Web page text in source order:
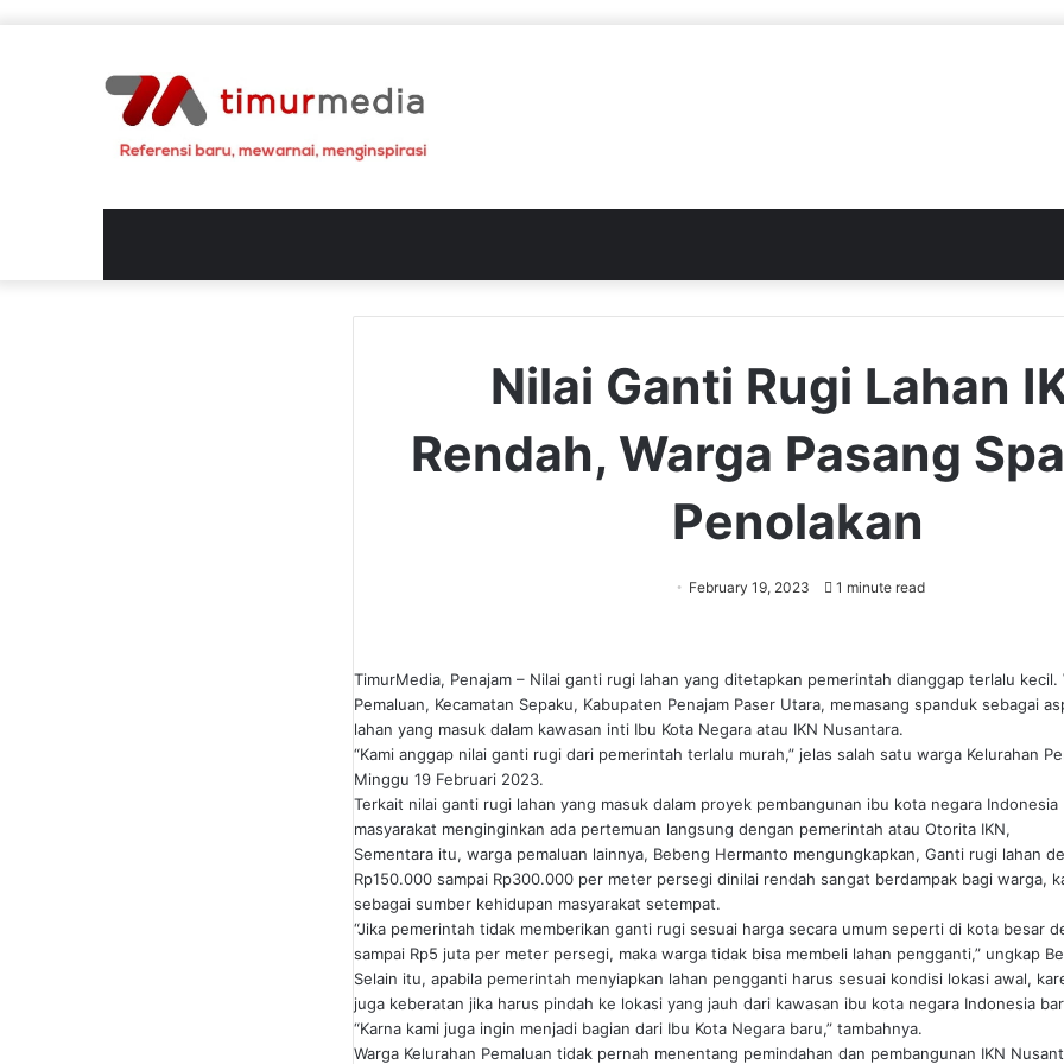
Nilai Ganti Rugi Lahan
Rendah, Warga Pasang
Penolakan
February 19, 2023 1 minute read
TimurMedia, Penajam – Nilai ganti rugi lahan yang ditetapkan pemerintah dianggap terlalu kecil.
Pemaluan, Kecamatan Sepaku, Kabupaten Penajam Paser Utara, memasang spanduk sebagai
lahan yang masuk dalam kawasan inti Ibu Kota Negara atau IKN Nusantara.
“Kami anggap nilai ganti rugi dari pemerintah terlalu murah,” jelas salah satu warga Kelurahan
Minggu 19 Februari 2023.
Terkait nilai ganti rugi lahan yang masuk dalam proyek pembangunan ibu kota negara Indonesia
masyarakat menginginkan ada pertemuan langsung dengan pemerintah atau Otorita IKN,
Sementara itu, warga pemaluan lainnya, Bebeng Hermanto mengungkapkan, Ganti rugi lahan
Rp150.000 sampai Rp300.000 per meter persegi dinilai rendah sangat berdampak bagi warga,
sebagai sumber kehidupan masyarakat setempat.
“Jika pemerintah tidak memberikan ganti rugi sesuai harga secara umum seperti di kota besar
sampai Rp5 juta per meter persegi, maka warga tidak bisa membeli lahan pengganti,” ungkap
Selain itu, apabila pemerintah menyiapkan lahan pengganti harus sesuai kondisi lokasi awal,
juga keberatan jika harus pindah ke lokasi yang jauh dari kawasan ibu kota negara Indonesia
“Karna kami juga ingin menjadi bagian dari Ibu Kota Negara baru,” tambahnya.
Warga Kelurahan Pemaluan tidak pernah menentang pemindahan dan pembangunan IKN